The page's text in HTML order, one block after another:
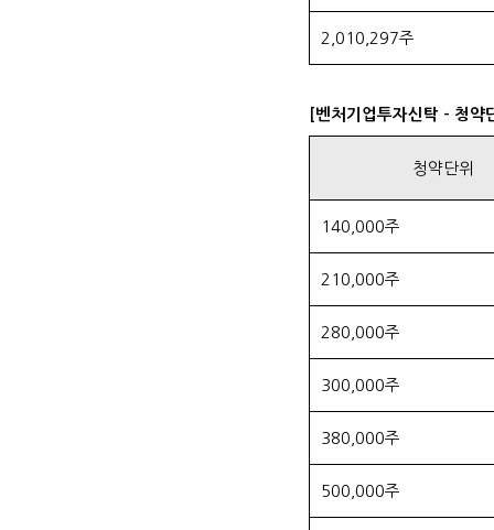
2,010,297주
[벤처기업투자신탁 - 청
청약단위
140,000주
210,000주
280,000주
300,000주
380,000주
500,000주